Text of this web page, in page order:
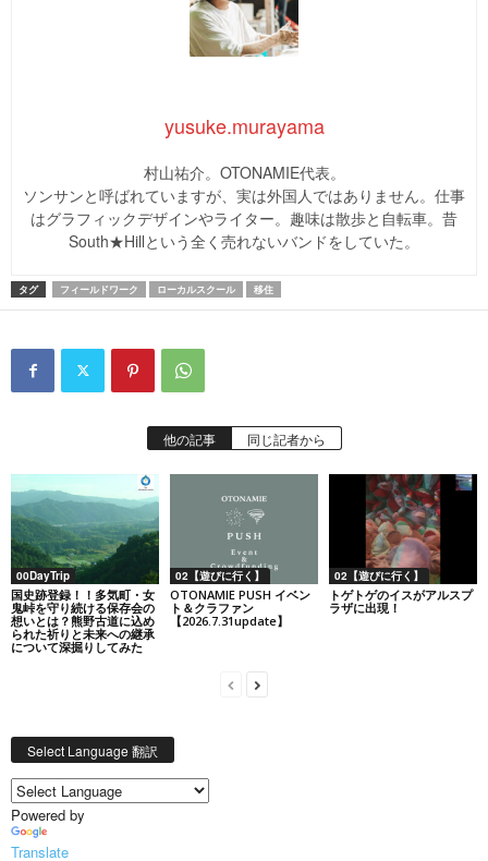
yusuke.murayama
村山祐介。OTONAMIE代表。
ソンサンと呼ばれていますが、実は外国人ではありません。仕事
はグラフィックデザインやライター。趣味は散歩と自転車。昔
South★Hillという全く売れないバンドをしていた。
タグ フィールドワーク ローカルスクール 移住
他の記事 同じ記者から
00DayTrip
国史跡登録！！多気町・女
鬼峠を守り続ける保存会の
想いとは？熊野古道に込め
られた祈りと未来への継承
について深掘りしてみた
02【遊びに行く】
OTONAMIE PUSH イベン
ト＆クラファン
【2026.7.31update】
02【遊びに行く】
トゲトゲのイスがアルスプ
ラザに出現！
Select Language 翻訳
Powered by
Translate